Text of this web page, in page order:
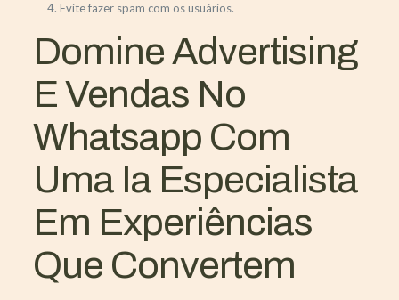
Evite fazer spam com os usuários.
Domine Advertising
E Vendas No
Whatsapp Com
Uma Ia Especialista
Em Experiências
Que Convertem